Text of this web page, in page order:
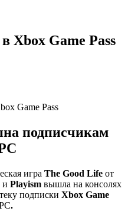
Xbox Game Pass
подписчикам
игра The Good Life от
и Playism вышла на консолях
подписки Xbox Game
.